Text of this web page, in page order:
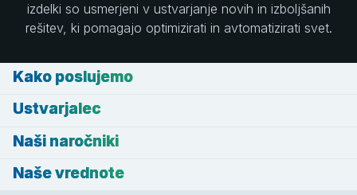
izdelki so usmerjeni v ustvarjanje novih in izboljšanih
rešitev, ki pomagajo optimizirati in avtomatizirati svet.
Kako poslujemo
Ustvarjalec
Naši naročniki
Naše vrednote